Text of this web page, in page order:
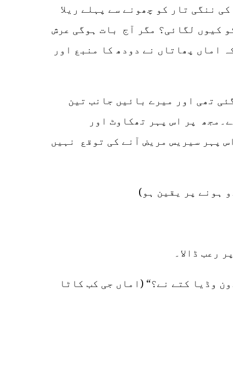
ننگی تار کو چھونے سے پہلے ریلا
کیوں لگائی؟ مگر آج بات ہوگی عرش
اماں پھاتاں نے دودھ کا منبع اور
تھی اور میرے بائیں جانب تین
پر اس پہر تھکاوٹ اور
پہر سیریس مریض آنے کی توقع نہیں
ہونے پر یقین ہو)
رعب ڈالا۔
وڈیا کتے نے؟“ (اماں جی کب کاٹا